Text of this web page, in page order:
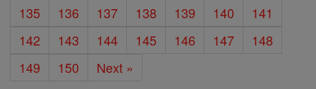
135 136 137 138 139 140
141
142
143 144 145 146 147
148
149
150 Next »